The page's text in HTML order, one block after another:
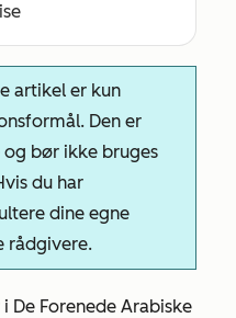
artikel er kun
Den er
bør ikke bruges
du har
dine egne
rådgivere.
De Forenede Arabiske